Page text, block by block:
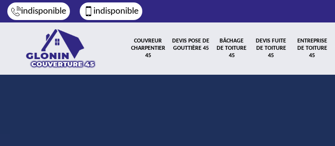
indisponible indisponible
COUVREUR
CHARPENTIER
45
DEVIS POSE DE
GOUTTIÈRE 45
BÂCHAGE
DE TOITURE
45
DEVIS FUITE
DE TOITURE
45
ENTREPRISE
DE TOITURE
45